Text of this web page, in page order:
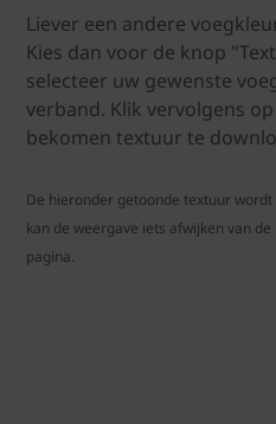
Liever een andere
Kies dan voor de knop
selecteer uw gewenste
verband. Klik vervolgens
bekomen textuur te
De hieronder getoonde textuur
kan de weergave iets afwijken van
pagina.